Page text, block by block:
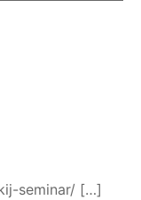
seminar/ […]